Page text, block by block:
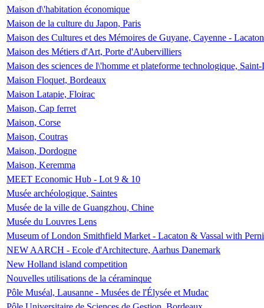
Maison d\'habitation économique
Maison de la culture du Japon, Paris
Maison des Cultures et des Mémoires de Guyane, Cayenne -
Maison des Métiers d'Art, Porte d'Aubervilliers
Maison des sciences de l\'homme et plateforme technologique,
Maison Floquet, Bordeaux
Maison Latapie, Floirac
Maison, Cap ferret
Maison, Corse
Maison, Coutras
Maison, Dordogne
Maison, Keremma
MEET Economic Hub - Lot 9 & 10
Musée archéologique, Saintes
Musée de la ville de Guangzhou, Chine
Musée du Louvres Lens
Museum of London Smithfield Market - Lacaton & Vassal with
NEW AARCH - Ecole d'Architecture, Aarhus Danemark
New Holland island competition
Nouvelles utilisations de la céraminque
Pôle Muséal, Lausanne - Musées de l'Élysée et Mudac